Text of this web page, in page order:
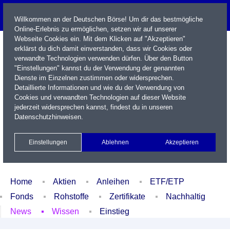
Name / WKN / ISIN / Kürzel
Xetra Realtime
Watchlist Portfolio Login
Home Aktien Anleihen
ETF/ETP
Fonds
Rohstoffe Zertifikate
Nachhaltig
News
Wissen Einstieg
Willkommen an der Deutschen Börse! Um dir das bestmögliche
Online-Erlebnis zu ermöglichen, setzen wir auf unserer
Webseite Cookies ein. Mit dem Klicken auf "Akzeptieren"
erklärst du dich damit einverstanden, dass wir Cookies oder
verwandte Technologien verwenden dürfen. Über den Button
"Einstellungen" kannst du der Verwendung der genannten
Dienste im Einzelnen zustimmen oder widersprechen.
Detaillierte Informationen und wie du der Verwendung von
Cookies und verwandten Technologien auf dieser Website
jederzeit widersprechen kannst, findest du in unseren
Datenschutzhinweisen.
Einstellungen Ablehnen Akzeptieren